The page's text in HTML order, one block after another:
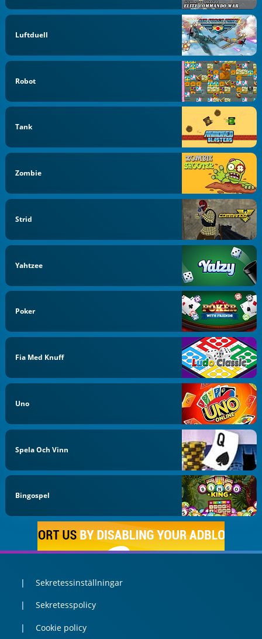
Luftduell
Robot
Tank
Zombie
Strid
Yahtzee
Poker
Fia Med Knuff
Uno
Spela Och Vinn
Bingospel
Sekretessinställningar
Sekretesspolicy
Cookie policy